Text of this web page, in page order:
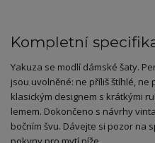
Kompletní
Yakuza se modlí dámské šaty.
jsou uvolněné: ne příliš štíhlé, ne
klasickým designem s krátkými
lemem. Dokončeno s návrhy
bočním švu. Dávejte si pozor na